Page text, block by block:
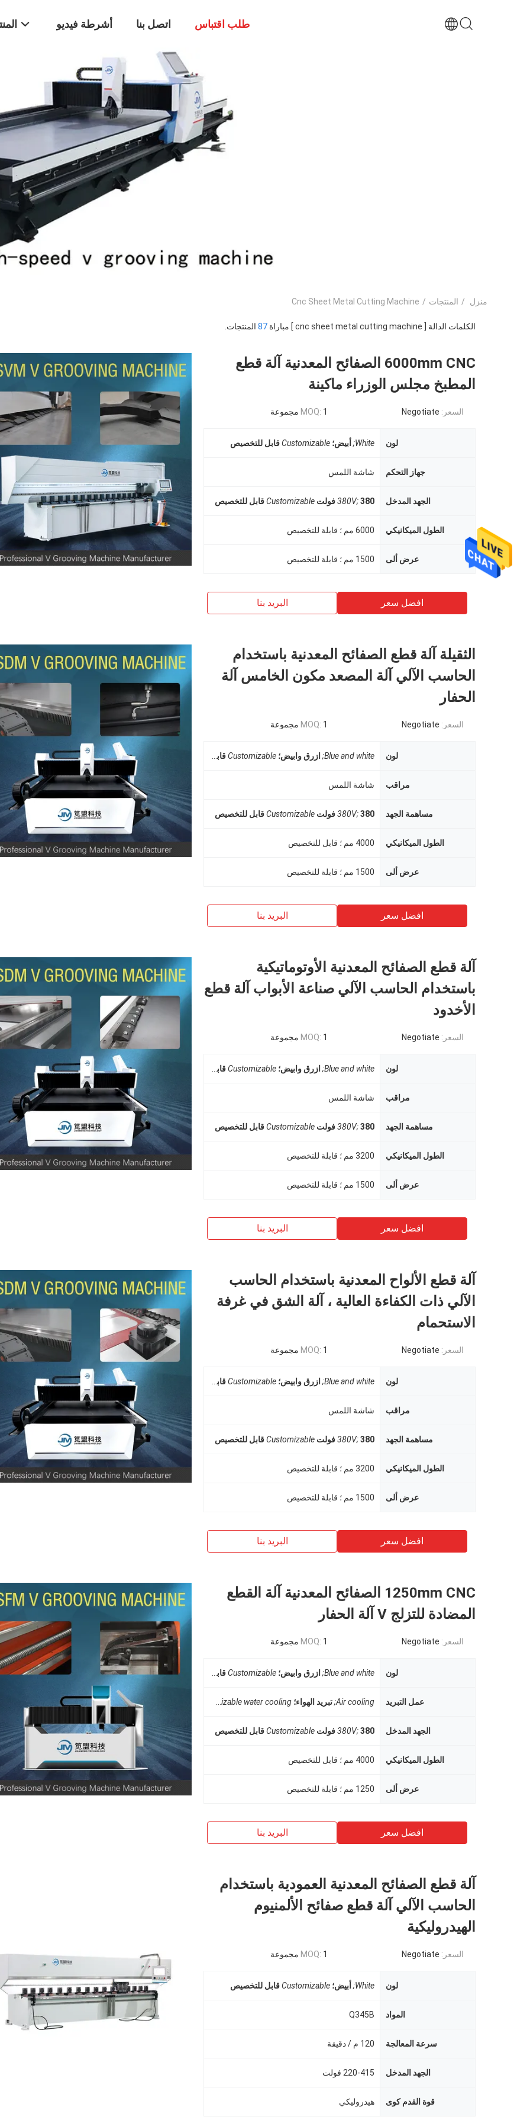
أشرطة فيديو اتصل بنا طلب اقتباس
منزل / المنتجات /
Cnc Sheet Metal Cutting Machine
الكلمات الدالة [ cnc sheet metal cutting machine ] مباراة 87 المنتجات.
6000mm CNC الصفائح المعدنية آلة قطع
المطبخ مجلس الوزراء ماكينة
السعر: Negotiate
MOQ: 1 مجموعة
لون White; أبيض؛ Customizableقابل للتخصيص
جهاز التحكم شاشة اللمس
الجهد المدخل 380V;380 فولت Customizableقابل للتخصيص
الطول الميكانيكي 6000 مم ؛ قابلة للتخصيص
عرض ألى 1500 مم ؛ قابلة للتخصيص
افضل سعر البريد بنا
الثقيلة آلة قطع الصفائح المعدنية باستخدام
الحاسب الآلي آلة المصعد مكون الخامس آلة
الحفار
السعر: Negotiate
MOQ: 1 مجموعة
لون Blue and white; ازرق وابيض؛ Customizableقابل للتخصيص
مراقب شاشة اللمس
مساهمة الجهد 380V;380 فولت Customizableقابل للتخصيص
الطول الميكانيكي 4000 مم ؛ قابل للتخصيص
عرض ألى 1500 مم ؛ قابلة للتخصيص
افضل سعر البريد بنا
آلة قطع الصفائح المعدنية الأوتوماتيكية
باستخدام الحاسب الآلي صناعة الأبواب آلة قطع
الأخدود
السعر: Negotiate
MOQ: 1 مجموعة
لون Blue and white; ازرق وابيض؛ Customizableقابل للتخصيص
مراقب شاشة اللمس
مساهمة الجهد 380V;380 فولت Customizableقابل للتخصيص
الطول الميكانيكي 3200 مم ؛ قابلة للتخصيص
عرض ألى 1500 مم ؛ قابلة للتخصيص
افضل سعر البريد بنا
آلة قطع الألواح المعدنية باستخدام الحاسب
الآلي ذات الكفاءة العالية ، آلة الشق في غرفة
الاستحمام
السعر: Negotiate
MOQ: 1 مجموعة
لون Blue and white; ازرق وابيض؛ Customizableقابل للتخصيص
مراقب شاشة اللمس
مساهمة الجهد 380V;380 فولت Customizableقابل للتخصيص
الطول الميكانيكي 3200 مم ؛ قابلة للتخصيص
عرض ألى 1500 مم ؛ قابلة للتخصيص
افضل سعر البريد بنا
1250mm CNC الصفائح المعدنية آلة القطع
المضادة للتزلج V آلة الحفار
السعر: Negotiate
MOQ: 1 مجموعة
لون Blue and white; ازرق وابيض؛ Customizableقابل للتخصيص
عمل التبريد Air cooling; تبريد الهواء؛ Customizable water cooling تبريد مائي قابل للتخصي
الجهد المدخل 380V;380 فولت Customizableقابل للتخصيص
الطول الميكانيكي 4000 مم ؛ قابل للتخصيص
عرض ألى 1250 مم ؛ قابلة للتخصيص
افضل سعر البريد بنا
آلة قطع الصفائح المعدنية العمودية باستخدام
الحاسب الآلي آلة قطع صفائح الألمنيوم
الهيدروليكية
السعر: Negotiate
MOQ: 1 مجموعة
لون White; أبيض؛ Customizableقابل للتخصيص
المواد Q345B
سرعة المعالجة 120 م / دقيقة
الجهد المدخل 220-415 فولت
قوة القدم كوى هيدروليكي